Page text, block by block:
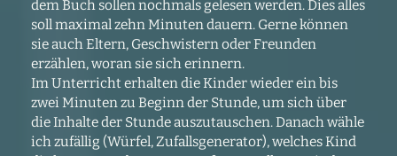
dem Buch sollen nochmals gelesen werden. Dies alles
soll maximal zehn Minuten dauern. Gerne können
sie auch Eltern, Geschwistern oder Freunden
erzählen, woran sie sich erinnern.
Im Unterricht erhalten die Kinder wieder ein bis
zwei Minuten zu Beginn der Stunde, um sich über
die Inhalte der Stunde auszutauschen. Danach wähle
ich zufällig (Würfel, Zufallsgenerator), welches Kind